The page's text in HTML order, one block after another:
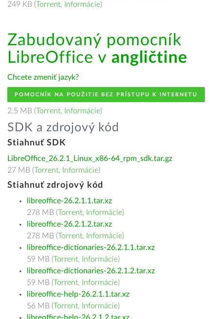
249 KB (Torrent, Informácie)
Zabudovaný pomocník
LibreOffice v angličtine
Chcete zmeniť jazyk?
POMOCNÍK NA POUŽITIE BEZ PRÍSTUPU K INTERNETU
2.5 MB (Torrent, Informácie)
SDK a zdrojový kód
Stiahnuť SDK
LibreOffice_26.2.1_Linux_x86-64_rpm_sdk.tar.gz
27 MB (Torrent, Informácie)
Stiahnuť zdrojový kód
libreoffice-26.2.1.1.tar.xz
278 MB (Torrent, Informácie)
libreoffice-26.2.1.2.tar.xz
278 MB (Torrent, Informácie)
libreoffice-dictionaries-26.2.1.1.tar.xz
59 MB (Torrent, Informácie)
libreoffice-dictionaries-26.2.1.2.tar.xz
59 MB (Torrent, Informácie)
libreoffice-help-26.2.1.1.tar.xz
56 MB (Torrent, Informácie)